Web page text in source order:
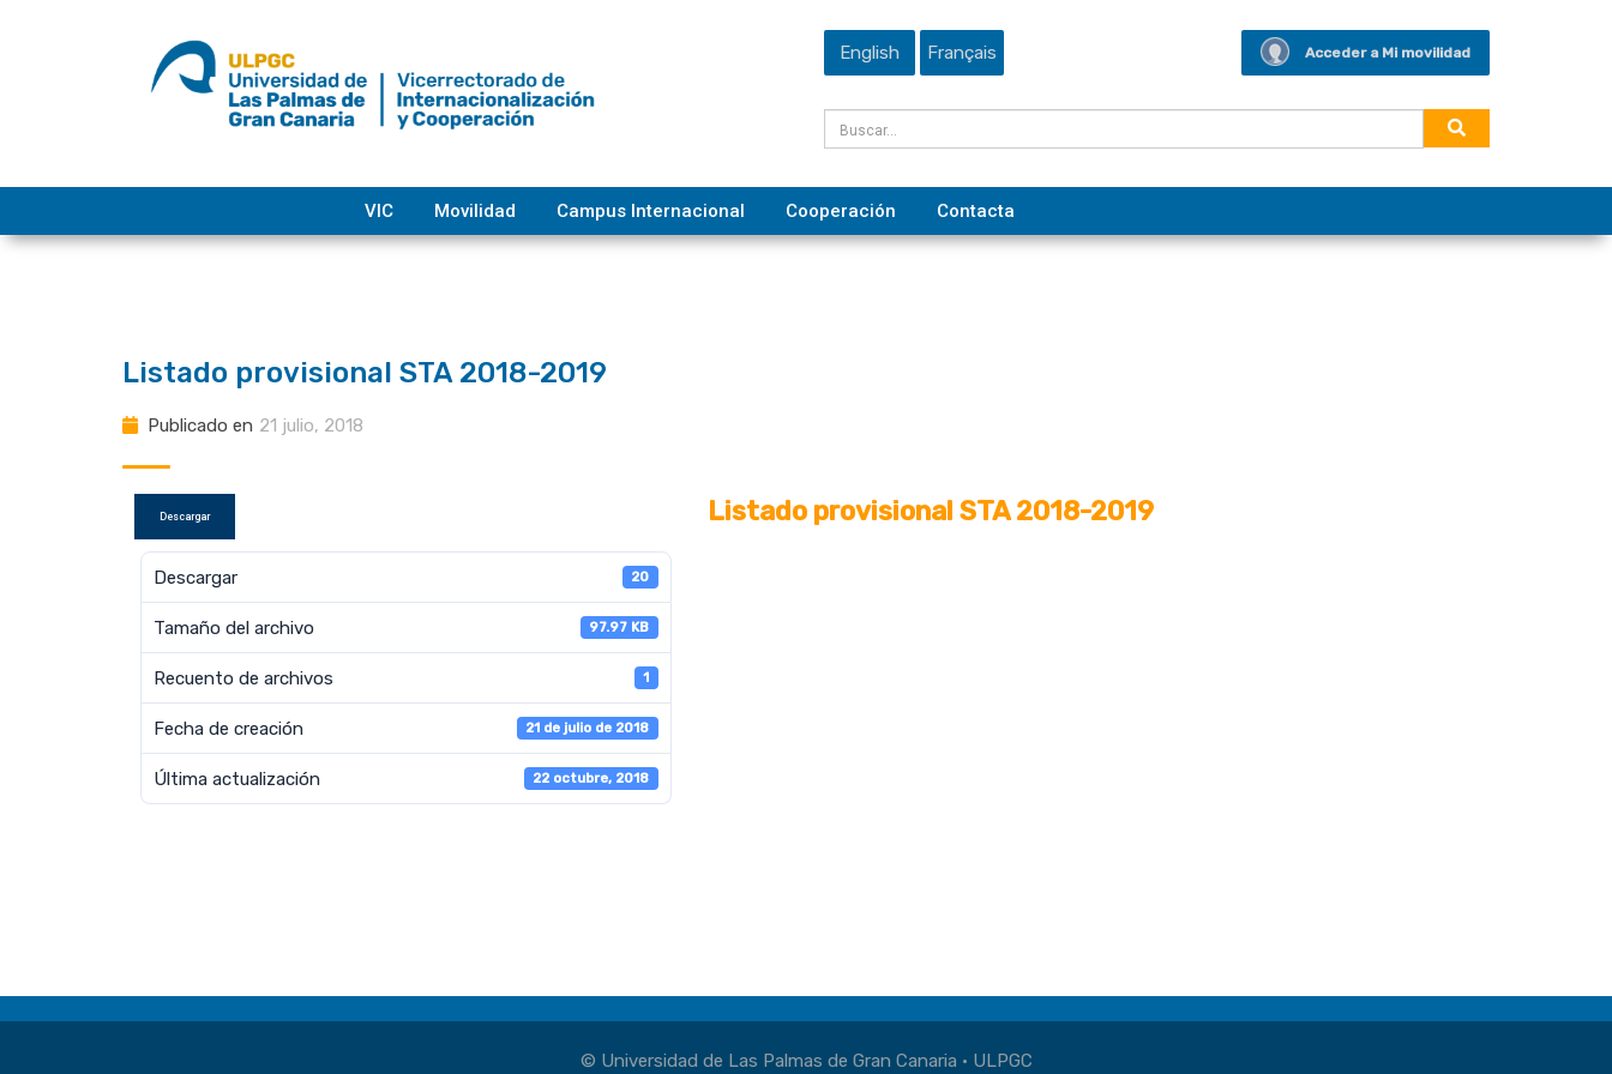
English Français Acceder a Mi movilidad
VIC Movilidad Campus Internacional Cooperación Contacta
Listado provisional STA 2018-2019
Publicado en 21 julio, 2018
Descargar
Descargar 20
Tamaño del archivo 97.97 KB
Recuento de archivos 1
Fecha de creación 21 de julio de 2018
Última actualización 22 octubre, 2018
Listado provisional STA 2018-2019
© Universidad de Las Palmas de Gran Canaria · ULPGC